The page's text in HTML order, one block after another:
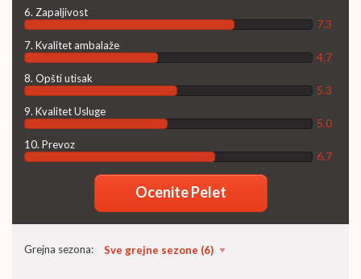
6. Zapaljivost
7.3
7. Kvalitet ambalaže
4.7
8. Opšti utisak
5.3
9. Kvalitet Usluge
5.0
10. Prevoz
6.7
Ocenite Pelet
Grejna sezona: